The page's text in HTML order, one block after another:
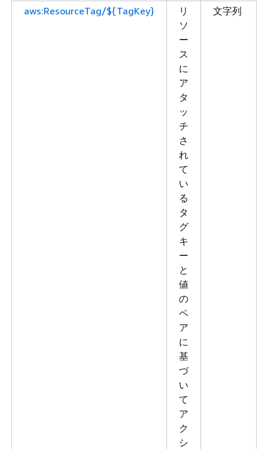
aws:ResourceTag/${TagKey}
リ
ソ
ー
ス
に
ア
タ
ッ
チ
さ
れ
て
い
る
タ
グ
キ
ー
と
値
の
ペ
ア
に
基
づ
い
て
ア
ク
シ
文字列